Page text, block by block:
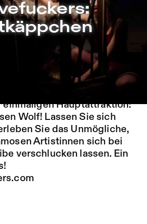
– Sophiensæle | Freies
ein Ende! Endlich kommt er
Ihre Stadt – der Cirque du
einmaligen Hauptattraktion:
Wolf! Lassen Sie sich
Sie das Unmögliche,
Artistinnen sich bei
verschlucken lassen. Ein